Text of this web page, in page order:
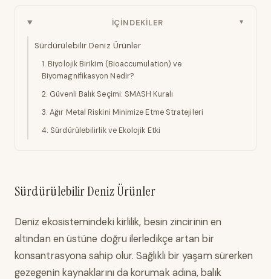
İÇINDEKILER
Sürdürülebilir Deniz Ürünler
1. Biyolojik Birikim (Bioaccumulation) ve
Biyomagnifikasyon Nedir?
2. Güvenli Balık Seçimi: SMASH Kuralı
3. Ağır Metal Riskini Minimize Etme Stratejileri
4. Sürdürülebilirlik ve Ekolojik Etki
Sürdürülebilir Deniz Ürünler
Deniz ekosistemindeki kirlilik, besin zincirinin en
altından en üstüne doğru ilerledikçe artan bir
konsantrasyona sahip olur. Sağlıklı bir yaşam sürerken
gezegenin kaynaklarını da korumak adına, balık